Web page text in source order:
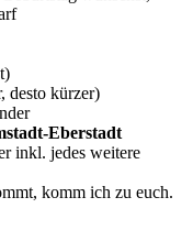
desto kürzer)
Eberstadt
inkl. jedes weitere
komm ich zu euch.